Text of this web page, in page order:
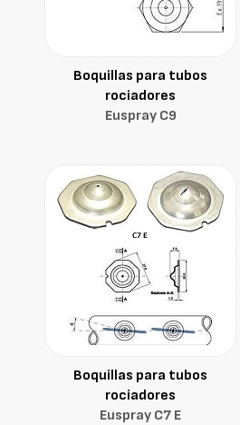
Boquillas para tubos
rociadores
Euspray C9
Boquillas para tubos
rociadores
Euspray C7 E